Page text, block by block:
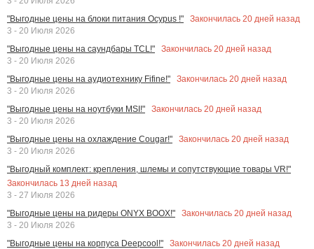
"Выгодные цены на блоки питания Ocypus !"
Закончилась 20 дней назад
3 - 20 Июля 2026
"Выгодные цены на саундбары TCL!"
Закончилась 20 дней назад
3 - 20 Июля 2026
"Выгодные цены на аудиотехнику Fifine!"
Закончилась 20 дней назад
3 - 20 Июля 2026
"Выгодные цены на ноутбуки MSI!"
Закончилась 20 дней назад
3 - 20 Июля 2026
"Выгодные цены на охлаждение Cougar!"
Закончилась 20 дней назад
3 - 20 Июля 2026
"Выгодный комплект: крепления, шлемы и сопутствующие товары VR!"
Закончилась 13 дней назад
3 - 27 Июля 2026
"Выгодные цены на ридеры ONYX BOOX!"
Закончилась 20 дней назад
3 - 20 Июля 2026
"Выгодные цены на корпуса Deepcool!"
Закончилась 20 дней назад